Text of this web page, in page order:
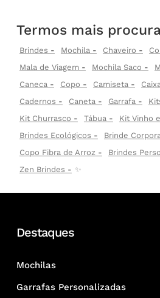
Termos mais
Brindes Mochila Chaveiro
Mala de Viagem
Mochila Saco
Caneca
Copo Camiseta
Cadernos
Caneta Garrafa
Kit Churrasco
Tábua
Kit Vinho
Brindes Ecológicos
Brinde
Copo Fibra de Arroz
Brindes
Zen Brindes
✨
Destaques
Mochilas
Garrafas Personalizadas